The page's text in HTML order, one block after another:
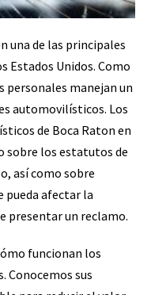
una de las principales
Estados Unidos. Como
personales manejan un
automovilísticos. Los
de Boca Raton en
sobre los estatutos de
así como sobre
pueda afectar la
presentar un reclamo.
funcionan los
Conocemos sus